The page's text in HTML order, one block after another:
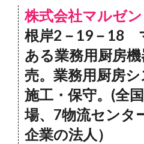
株式会社マルゼン
根岸2－19－18
ある業務用厨房
売。業務用厨房
施工・保守。(全
場、7物流センタ
企業の法人）